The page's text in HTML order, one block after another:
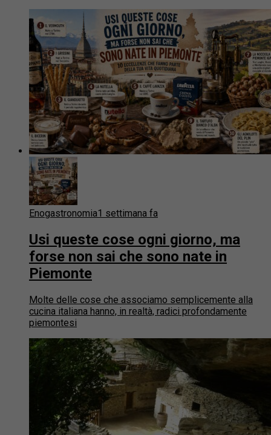
Enogastronomia1 settimana fa
Usi queste cose ogni giorno, ma
forse non sai che sono nate in
Piemonte
Molte delle cose che associamo semplicemente alla
cucina italiana hanno, in realtà, radici profondamente
piemontesi